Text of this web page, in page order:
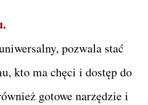
pozwala stać
kto ma chęci i dostęp do
gotowe narzędzie i